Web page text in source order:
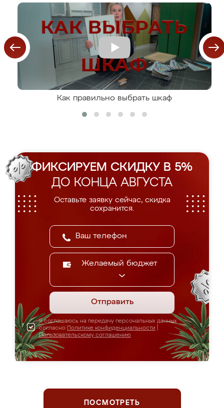
Как правильно выбрать шкаф
ФИКСИРУЕМ СКИДКУ В 5%
ДО КОНЦА АВГУСТА
Оставьте заявку сейчас, скидка
сохранится.
Желаемый бюджет
Отправить
Я соглашаюсь на передачу персональных данных
согласно Политике конфиденциальности
Пользовательскому соглашению
ПОСМОТРЕТЬ